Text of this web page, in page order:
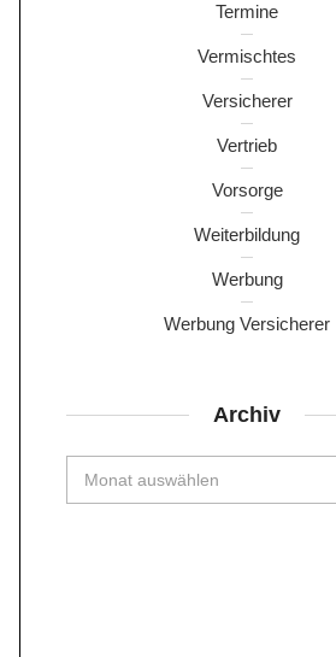
Termine
Vermischtes
Versicherer
Vertrieb
Vorsorge
Weiterbildung
Werbung
Werbung Versicherer
Archiv